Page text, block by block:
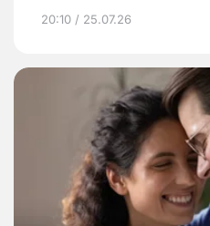
20:10 / 25.07.26